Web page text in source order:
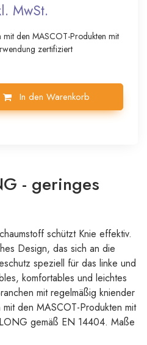
MwSt.
mit den MASCOT-Produkten mit
zertifiziert
In den Warenkorb
- geringes
schützt Knie effektiv.
Design, das sich an die
speziell für das linke und
komfortables und leichtes
mit regelmäßig kniender
den MASCOT-Produkten mit
gemäß EN 14404. Maße